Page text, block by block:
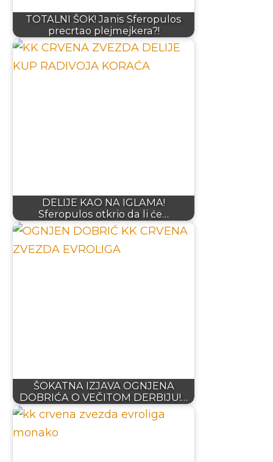
TOTALNI ŠOK! Janis Sferopulos
precrtao plejmejkera?!
DELIJE KAO NA IGLAMA!
Sferopulos otkrio da li će…
ŠOKATNA IZJAVA OGNJENA
DOBRIĆA O VEČITOM DERBIJU!…